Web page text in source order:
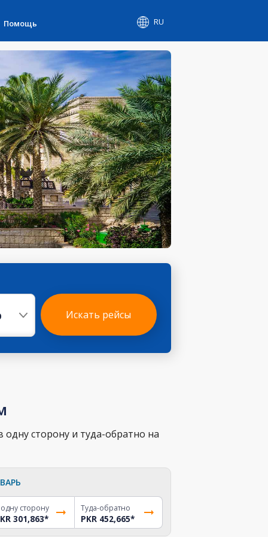
Помощь RU
Искать рейсы
сторону и туда-обратно на
сторону
301,863*
Туда-обратно
PKR 452,665*